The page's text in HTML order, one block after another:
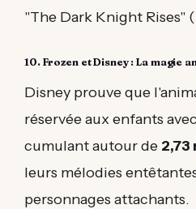
"The Dark Knight Rises" (
10. Frozen et Disney : La magie
Disney prouve que
réservée aux enfants
cumulant autour de
leurs mélodies
personnages attachants.